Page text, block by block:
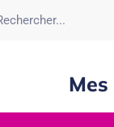
Mes